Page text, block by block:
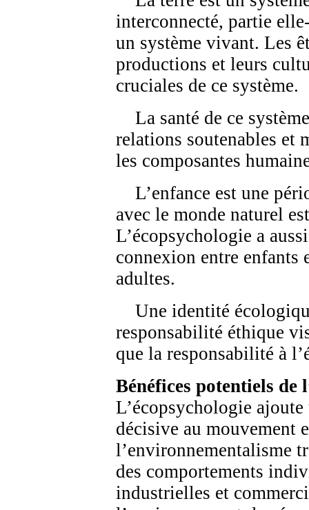
interconnecté, partie
un système vivant. Les
productions et leurs
cruciales de ce système.
La santé de ce
relations soutenables et
les composantes
L’enfance est une
avec le monde naturel
L’écopsychologie a
connexion entre enfants
adultes.
Une identité
responsabilité éthique
que la responsabilité à
Bénéfices potentiels de
L’écopsychologie
décisive au mouvement
l’environnementalisme
des comportements
industrielles et